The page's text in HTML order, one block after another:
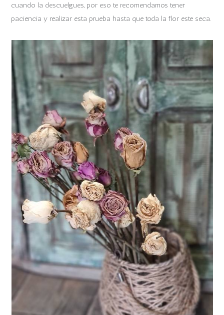
cuando la descuelgues, por eso te recomendamos tener
paciencia y realizar esta prueba hasta que toda la flor este seca.